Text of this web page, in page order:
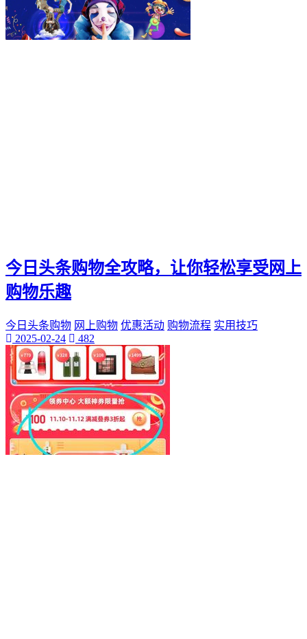
今日头条购物全攻略，让你轻松享受网上
购物乐趣
今日头条购物 网上购物 优惠活动 购物流程 实用技巧
2025-02-24
482